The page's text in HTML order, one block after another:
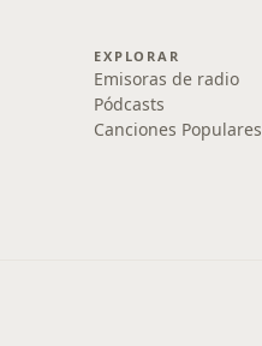
EXPLORAR
Emisoras de radio
Pódcasts
Canciones Populares